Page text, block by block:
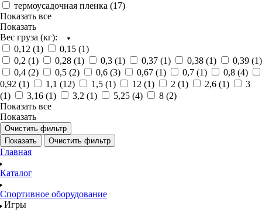
термоусадочная пленка (17)
Показать все
Показать
Вес груза (кг):
0,12 (1) 0,15 (1)
0,2 (1) 0,28 (1) 0,3 (1) 0,37 (1) 0,38 (1) 0,39 (1)
0,4 (2) 0,5 (2) 0,6 (3) 0,67 (1) 0,7 (1) 0,8 (4)
0,92 (1) 1,1 (12) 1,5 (1) 12 (1) 2 (1) 2,6 (1)
3
(1) 3,16 (1) 3,2 (1) 5,25 (4) 8 (2)
Показать все
Показать
Очистить фильтр
Показать
Очистить фильтр
Главная
Каталог
Спортивное оборудование
Игры